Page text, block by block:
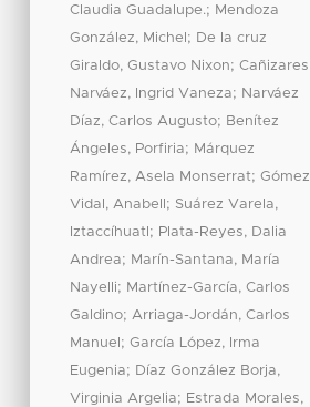
Claudia Guadalupe.; Mendoza
González, Michel ; De la cruz
Giraldo, Gustavo Nixon;Cañizares
Narváez, Ingrid Vaneza; Narváez
Díaz, Carlos Augusto; Benítez
Ángeles, Porfiria; Márquez
Ramírez, Asela Monserrat;Gómez
Vidal, Anabell ; Suárez Varela,
Iztaccíhuatl ; Plata-Reyes, Dalia
Andrea; Marín-Santana, María
Nayelli; Martínez-García, Carlos
Galdino; Arriaga-Jordán, Carlos
Manuel ;García López, Irma
Eugenia; Díaz González Borja,
Virginia Argelia; Estrada Morales,